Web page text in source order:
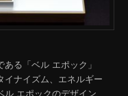
る「ベル エポック」
イナイズム、エネルギー
ル エポックのデザイン